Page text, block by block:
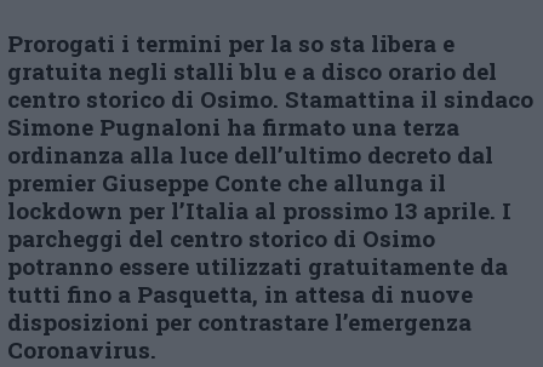
Prorogati i termini per la so sta libera e
gratuita negli stalli blu e a disco orario del
centro storico di Osimo. Stamattina il sindaco
Simone Pugnaloni ha firmato una terza
ordinanza alla luce dell’ultimo decreto dal
premier Giuseppe Conte che allunga il
lockdown per l’Italia al prossimo 13 aprile. I
parcheggi del centro storico di Osimo
potranno essere utilizzati gratuitamente da
tutti fino a Pasquetta, in attesa di nuove
disposizioni per contrastare l’emergenza
Coronavirus.